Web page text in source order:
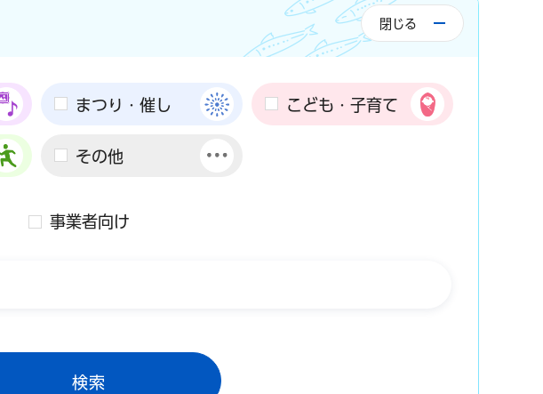
閉じる
まつり・催し こども・子育て
その他
事業者向け